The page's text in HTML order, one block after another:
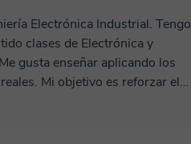
Electrónica Industrial. Tengo
clases de Electrónica y
gusta enseñar aplicando los
Mi objetivo es reforzar el
a cada estudiante para